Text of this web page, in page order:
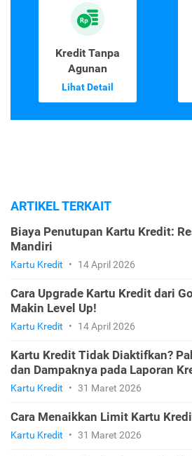
Kredit Tanpa
Agunan
Lihat Detail
ARTIKEL TERKAIT
Biaya Penutupan Kartu Kredit:
Mandiri
Kartu Kredit • 14 April 2026
Cara Upgrade Kartu Kredit dari
Makin Level Up!
Kartu Kredit • 14 April 2026
Kartu Kredit Tidak Diaktifkan?
dan Dampaknya pada Laporan
Kartu Kredit • 31 Maret 2026
Cara Menaikkan Limit Kartu
Kartu Kredit • 31 Maret 2026